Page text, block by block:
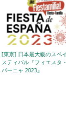
[東京] 日本最大級のスペ
スティバル『フィエスタ
パーニャ 2023』